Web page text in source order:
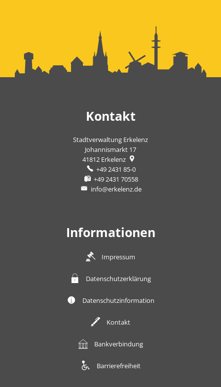
Kontakt
Stadtverwaltung Erkelenz
Johannismarkt 17
41812 Erkelenz
+49 2431 85-0
+49 2431 70558
info@erkelenz.de
Informationen
Impressum
Datenschutzerklärung
Datenschutzinformation
Kontakt
Bankverbindung
Barrierefreiheit